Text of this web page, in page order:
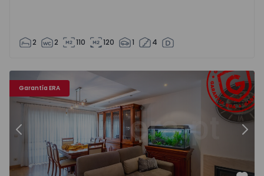
2 2 110 120 1 4
Garantía ERA
Apartamento T2 Maia, Cidade da Maia - 1570683 - 4
Anterior